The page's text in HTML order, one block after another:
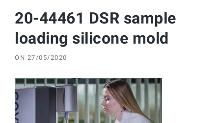
20-44461 DSR sample
loading silicone mold
ON 27/05/2020